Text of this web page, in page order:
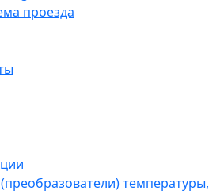
проезда
температуры,